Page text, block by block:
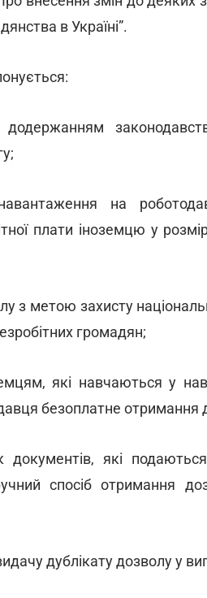
в Україні”.
на
плати іноземцю у
з метою захисту
громадян;
які навчаються у
безоплатне отримання
документів, які
спосіб отримання
дублікату дозволу у